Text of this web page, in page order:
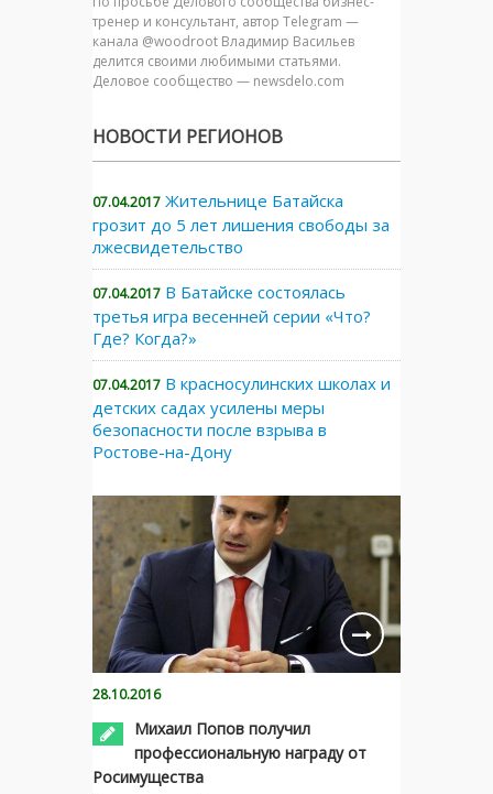
тренер и консультант, автор Telegram —
канала @woodroot Владимир Васильев
делится своими любимыми статьями.
Деловое сообщество — newsdelo.com
НОВОСТИ РЕГИОНОВ
07.04.2017 Жительнице Батайска
грозит до 5 лет лишения свободы за
лжесвидетельство
07.04.2017 В Батайске состоялась
третья игра весенней серии «Что?
Где? Когда?»
07.04.2017 В красносулинских школах и
детских садах усилены меры
безопасности после взрыва в
Ростове-на-Дону
28.10.2016
Михаил Попов получил
профессиональную награду от
Росимущества